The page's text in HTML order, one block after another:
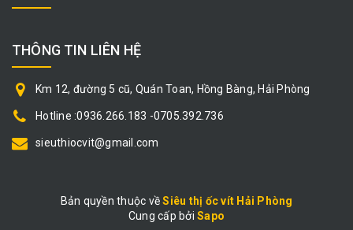
THÔNG TIN LIÊN HỆ
Km 12, đường 5 cũ, Quán Toan, Hồng Bàng, Hải Phòng
Hotline :0936.266.183 -0705.392.736
sieuthiocvit@gmail.com
Bản quyền thuộc vềSiêu thị ốc vít Hải Phòng
|
Cung cấp bởiSapo